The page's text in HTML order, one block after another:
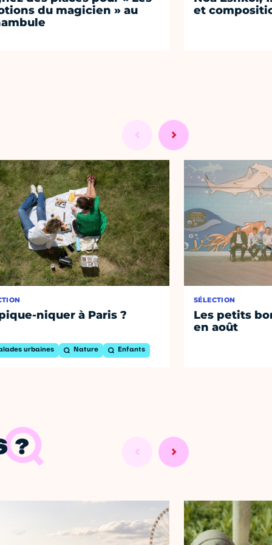
du magicien » au
et
niquer à Paris ?
urbaines Nature Enfants
SÉLECTION
Les petits
en août
?